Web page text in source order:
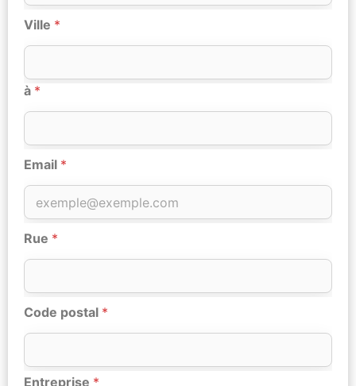
Ville *
à *
Email *
Rue *
Code postal *
Entreprise *